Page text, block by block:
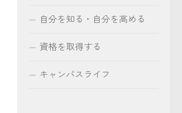
自分を知る・自分を高める
資格を取得する
キャンパスライフ